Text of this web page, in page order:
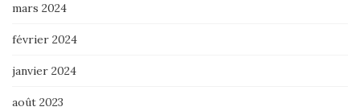
mars 2024
février 2024
janvier 2024
août 2023